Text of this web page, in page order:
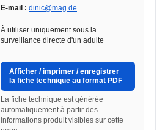
E-mail : dinic@mag.de
À utiliser uniquement sous la
surveillance directe d'un adulte
Afficher / imprimer / enregistrer
la fiche technique au format PDF
La fiche technique est générée
automatiquement à partir des
informations produit visibles sur cette